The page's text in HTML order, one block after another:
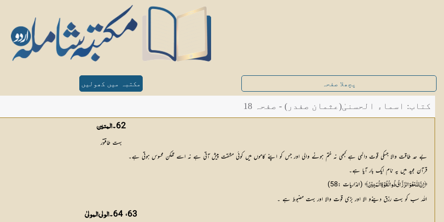
پچھلا صفحہ مکتبہ میں کھولیں
کتاب: اسماء الحسنیٰ(عثمان صفدر) - صفحہ 18
62۔ المتین
بہت طاقتور
بے حد طاقت والا جسکی قوت دائمی ہے کبھی نہ ختم ہونے والی اور جس کو اپنے کاموں میں کوئی مشقت پیش آتی ہے نہ اسے تھکن محسوس ہوتی ہے۔
قرآن مجید میں یہ نام ایک بار آیا ہے۔
﴿اِنَّ اللّٰهَ هُوَ الرَّزَّاقُ ذُو الْقُوَّةِ الْمَتِيْنُ ﴾ (الذاریات :58)
اللہ سب کو بہت رزق دینےو الا اور بڑی قوت والا اور بہت مضبوط ہے ۔
63، 64۔ الولی المولیٰ